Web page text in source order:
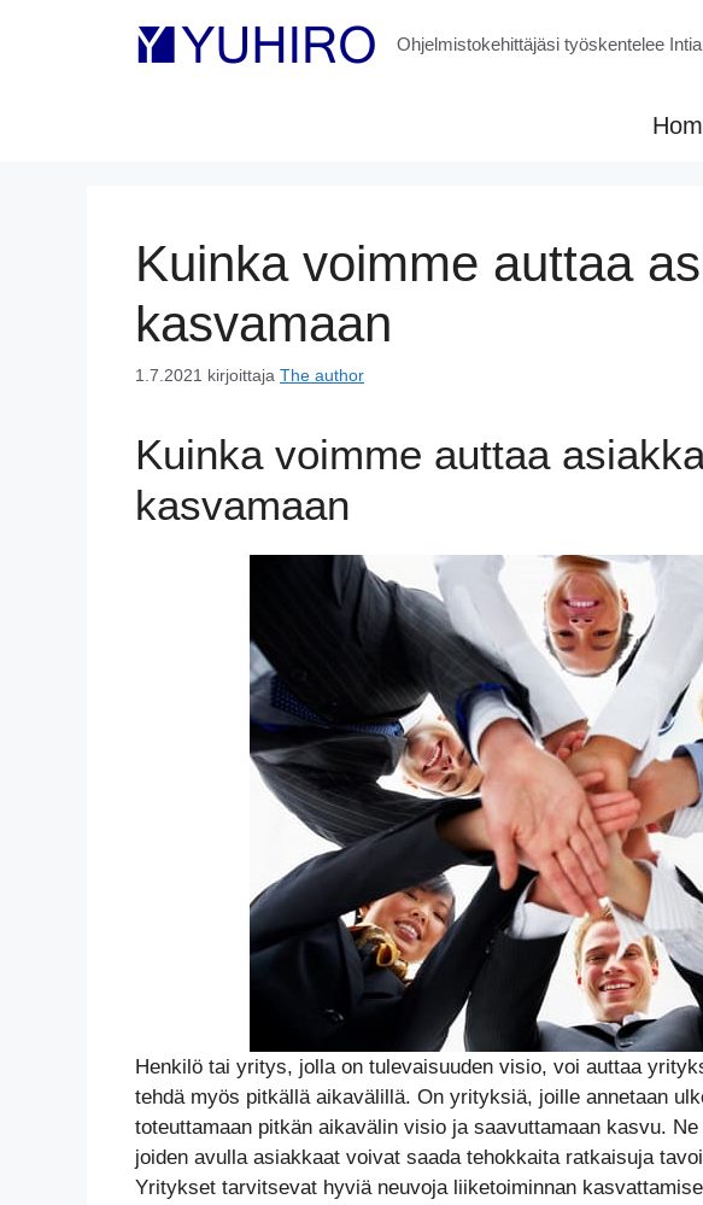
Ohjelmistokehittäjäsi työskentelee
Kuinka voimme auttaa
kasvamaan
1.7.2021 kirjoittaja The author
Kuinka voimme auttaa
kasvamaan
Henkilö tai yritys, jolla on tulevaisuuden visio, voi auttaa
tehdä myös pitkällä aikavälillä. On yrityksiä, joille annetaan
toteuttamaan pitkän aikavälin visio ja saavuttamaan kasvu.
joiden avulla asiakkaat voivat saada tehokkaita ratkaisuja
Yritykset tarvitsevat hyviä neuvoja liiketoiminnan